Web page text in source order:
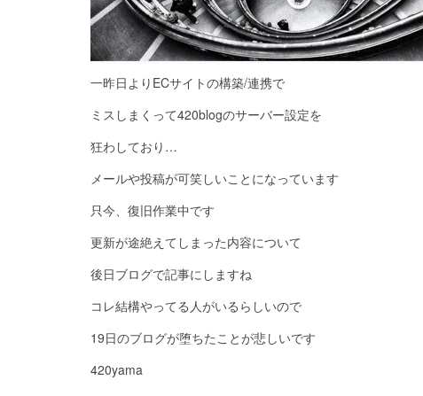
一昨日よりECサイトの構築/連携で
ミスしまくって420blogのサーバー設定を
狂わしており…
メールや投稿が可笑しいことになっています
只今、復旧作業中です
更新が途絶えてしまった内容について
後日ブログで記事にしますね
コレ結構やってる人がいるらしいので
19日のブログが堕ちたことが悲しいです
420yama